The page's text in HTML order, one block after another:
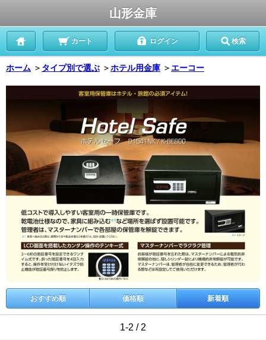
山形金庫
カート ログイン 検索
ホーム ＞ タイプ別で選ぶ ＞ホテル用金庫 ＞ エーコー
おすすめ順 価格順 新着順
1-2 / 2